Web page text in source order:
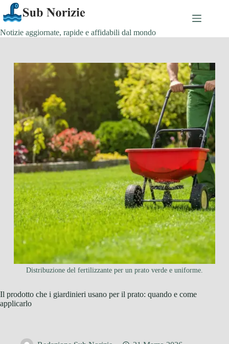
Salta
al
contenuto
Notizie aggiornate, rapide e affidabili dal mondo
Distribuzione del fertilizzante per un prato verde e uniforme.
Il prodotto che i giardinieri usano per il prato: quando e come
applicarlo